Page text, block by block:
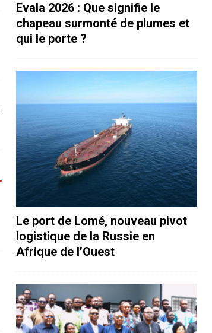
Evala 2026 : Que signifie le
chapeau surmonté de plumes et
qui le porte ?
Le port de Lomé, nouveau pivot
logistique de la Russie en
Afrique de l’Ouest